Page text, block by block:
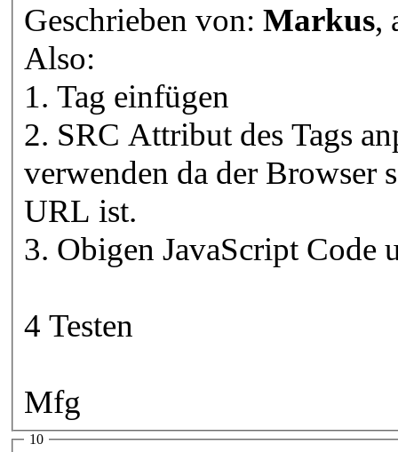
Geschrieben von: Markus,
Also:
1. Tag einfügen
2. SRC Attribut des Tags anpassen. ACHTUNG *kein* http://
verwenden da der Browser
URL ist.
4 Testen
Mfg
10